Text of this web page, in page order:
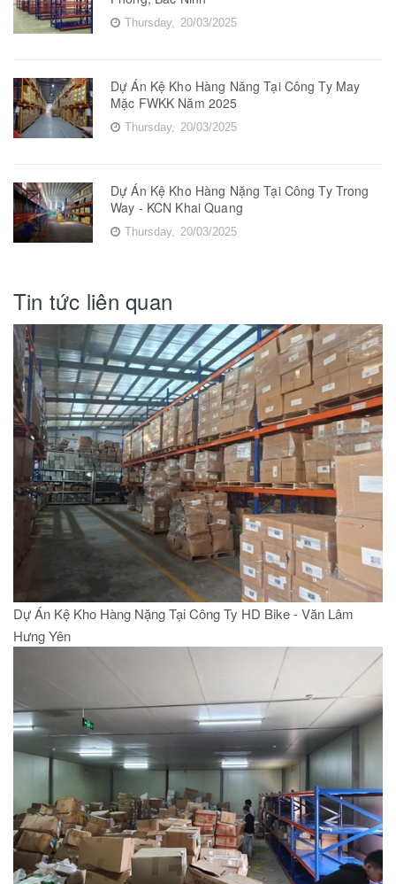
Thursday, 20/03/2025
Dự Án Kệ Kho Hàng Năng Tại Công Ty May
Mặc FWKK Năm 2025
Thursday, 20/03/2025
Dự Án Kệ Kho Hàng Nặng Tại Công Ty Trong
Way - KCN Khai Quang
Thursday, 20/03/2025
Tin tức liên quan
Dự Án Kệ Kho Hàng Nặng Tại Công Ty HD Bike - Văn Lâm
Hưng Yên